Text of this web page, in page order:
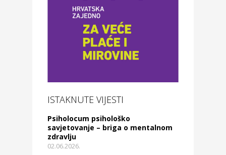
ISTAKNUTE VIJESTI
Psiholocum psihološko
savjetovanje – briga o mentalnom
zdravlju
02.06.2026.